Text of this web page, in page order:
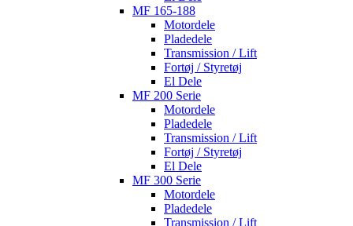
MF 165-188
Motordele
Pladedele
Transmission / Lift
Fortøj / Styretøj
El Dele
MF 200 Serie
Motordele
Pladedele
Transmission / Lift
Fortøj / Styretøj
El Dele
MF 300 Serie
Motordele
Pladedele
Transmission / Lift